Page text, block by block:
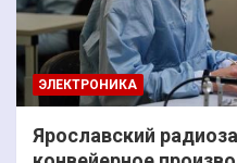
ЭЛЕКТРОНИКА
Ярославский